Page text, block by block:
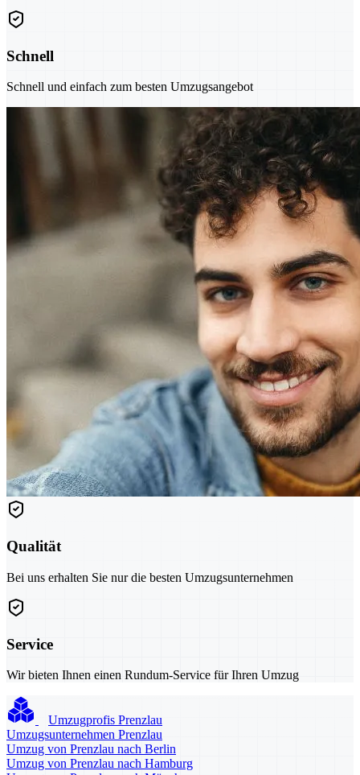
Schnell
Schnell und einfach zum besten Umzugsangebot
Qualität
Bei uns erhalten Sie nur die besten Umzugsunternehmen
Service
Wir bieten Ihnen einen Rundum-Service für Ihren Umzug
Umzugprofis Prenzlau
Umzugsunternehmen Prenzlau
Umzug von Prenzlau nach Berlin
Umzug von Prenzlau nach Hamburg